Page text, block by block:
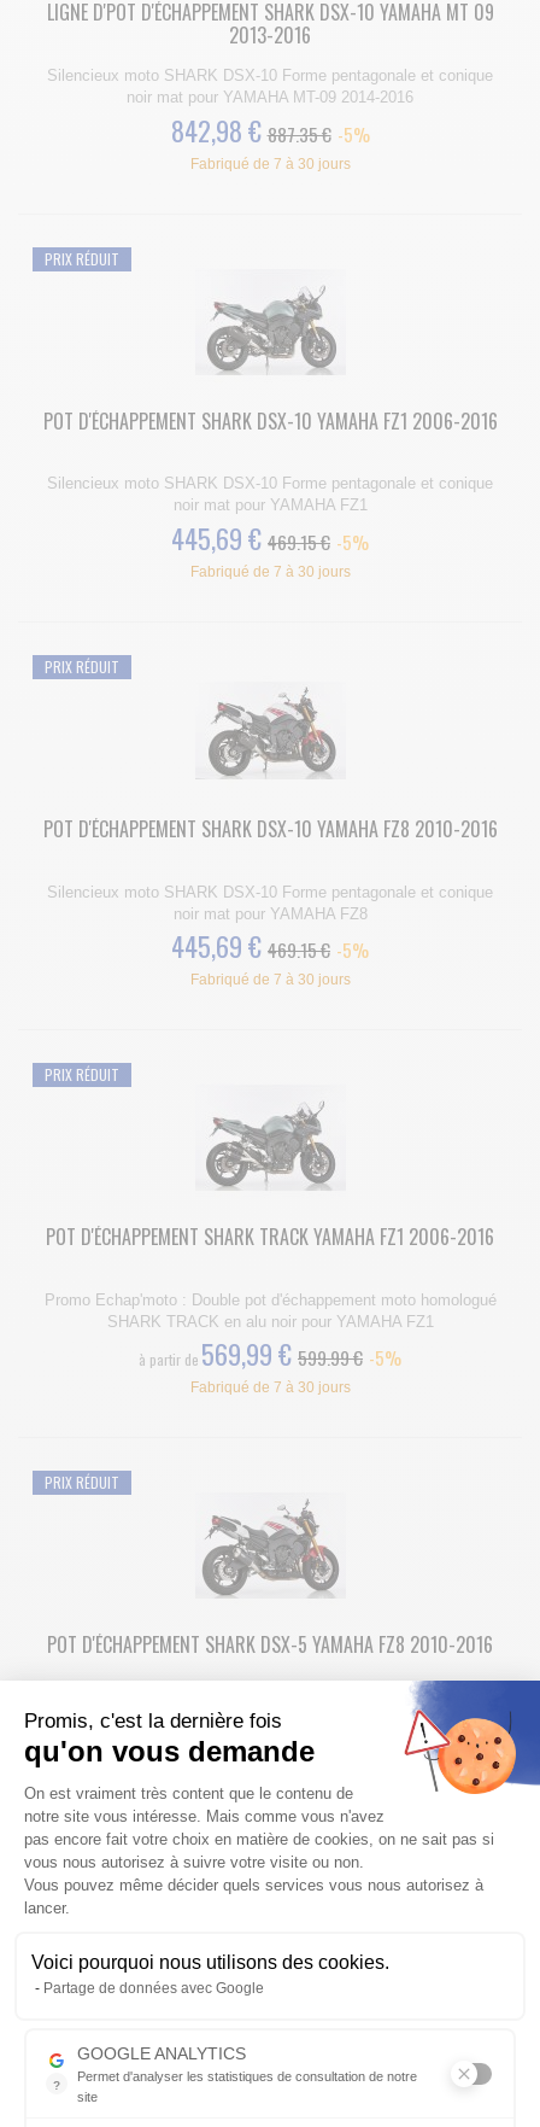
LIGNE D'POT D'ÉCHAPPEMENT SHARK DSX-10 YAMAHA MT 09
2013-2016
Silencieux moto SHARK DSX-10 Forme pentagonale et conique
noir mat pour YAMAHA MT-09 2014-2016
842,98 € 887.35 € -5%
Fabriqué de 7 à 30 jours
PRIX RÉDUIT
POT D'ÉCHAPPEMENT SHARK DSX-10 YAMAHA FZ1 2006-2016
Silencieux moto SHARK DSX-10 Forme pentagonale et conique
noir mat pour YAMAHA FZ1
445,69 € 469.15 € -5%
Fabriqué de 7 à 30 jours
PRIX RÉDUIT
POT D'ÉCHAPPEMENT SHARK DSX-10 YAMAHA FZ8 2010-2016
Silencieux moto SHARK DSX-10 Forme pentagonale et conique
noir mat pour YAMAHA FZ8
445,69 € 469.15 € -5%
Fabriqué de 7 à 30 jours
PRIX RÉDUIT
POT D'ÉCHAPPEMENT SHARK TRACK YAMAHA FZ1 2006-2016
Promo Echap'moto : Double pot d'échappement moto homologué
SHARK TRACK en alu noir pour YAMAHA FZ1
à partir de 569,99 € 599.99 € -5%
Fabriqué de 7 à 30 jours
PRIX RÉDUIT
POT D'ÉCHAPPEMENT SHARK DSX-5 YAMAHA FZ8 2010-2016
Promo Echap'moto : échappement moto SHARK DSX-5 court 36cm
en alu noir pour YAMAHA FZ8
370,45 € 389.95 €
Fabriqué de 7 à 30 jours
PRIX RÉDUIT
POT D'ÉCHAPPEMENT SHARK DSX-5 YAMAHA FZS 600 FAZER
1998-2004
Promis, c'est la dernière fois
qu'on vous demande
Plateforme de Gestion du
On est vraiment très content que le contenu de
notre site vous intéresse. Mais comme vous n'avez
pas encore fait votre choix en matière de cookies, on ne sait pas si
vous nous autorisez à suivre votre visite ou non.
Vous pouvez même décider quels services vous nous autorisez à
lancer.
Voici pourquoi nous utilisons des cookies.
Partage de données avec Google
?
GOOGLE ANALYTICS
Permet d'analyser les statistiques de consultation de notre
site
Axeptio consent